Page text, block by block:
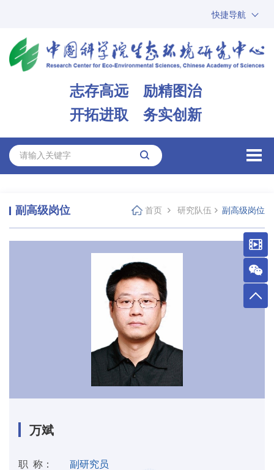
快捷导航
ARP
邮箱
志存高远 励精图治
开拓进取 务实创新
副高级岗位 首页 研究队伍 副高级岗位
万斌
职 称： 副研究员